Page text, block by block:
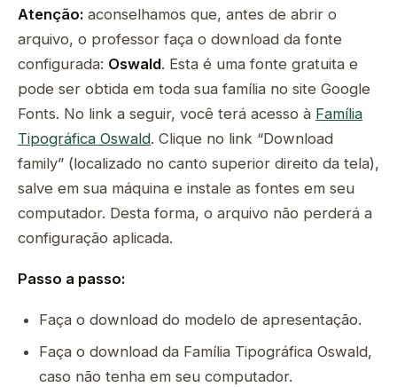
Atenção: aconselhamos que, antes de abrir o
arquivo, o professor faça o download da fonte
configurada: Oswald. Esta é uma fonte gratuita e
pode ser obtida em toda sua família no site Google
Fonts. No link a seguir, você terá acesso à Família
Tipográfica Oswald. Clique no link “Download
family” (localizado no canto superior direito da tela),
salve em sua máquina e instale as fontes em seu
computador. Desta forma, o arquivo não perderá a
configuração aplicada.
Passo a passo:
Faça o download do modelo de apresentação.
Faça o download da Família Tipográfica Oswald,
caso não tenha em seu computador.